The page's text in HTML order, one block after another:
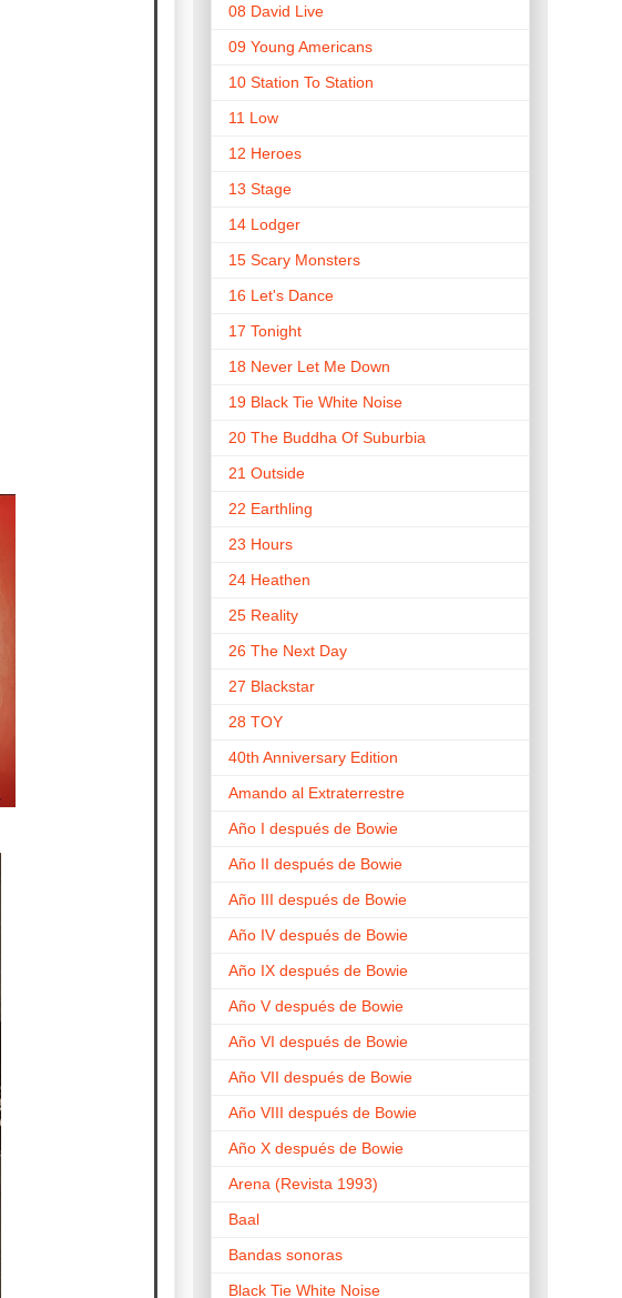
08 David Live
09 Young Americans
10 Station To Station
11 Low
12 Heroes
13 Stage
14 Lodger
15 Scary Monsters
16 Let's Dance
17 Tonight
18 Never Let Me Down
19 Black Tie White Noise
20 The Buddha Of Suburbia
21 Outside
22 Earthling
23 Hours
24 Heathen
25 Reality
26 The Next Day
27 Blackstar
28 TOY
40th Anniversary Edition
Amando al Extraterrestre
Año I después de Bowie
Año II después de Bowie
Año III después de Bowie
Año IV después de Bowie
Año IX después de Bowie
Año V después de Bowie
Año VI después de Bowie
Año VII después de Bowie
Año VIII después de Bowie
Año X después de Bowie
Arena (Revista 1993)
Baal
Bandas sonoras
Black Tie White Noise